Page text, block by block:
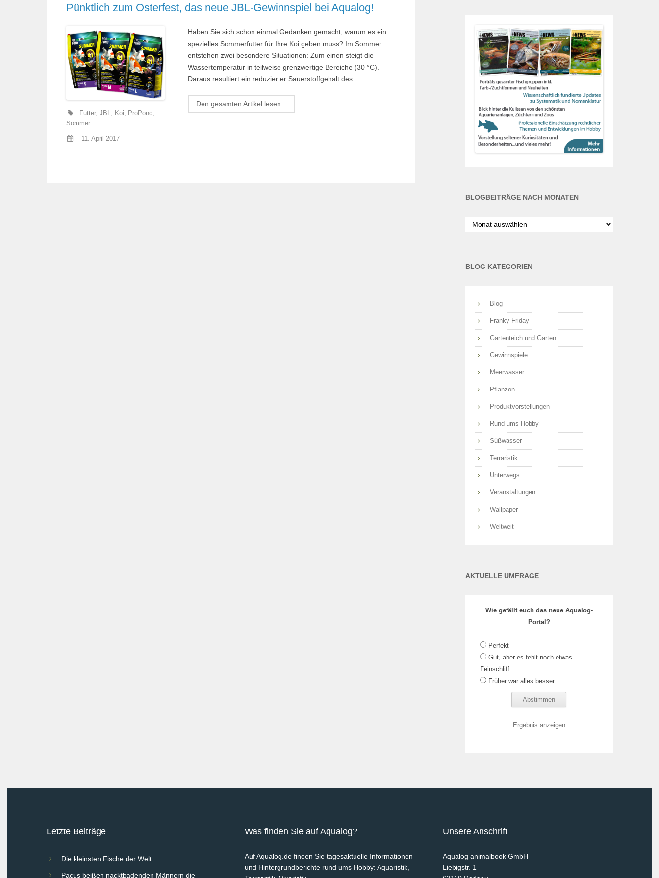
Pünktlich zum Osterfest, das neue JBL-Gewinnspiel bei Aqualog!
Futter,JBL, Koi, ProPond,
Sommer
11. April 2017
Haben Sie sich schon einmal Gedanken gemacht, warum es ein
spezielles Sommerfutter für Ihre Koi geben muss? Im Sommer
entstehen zwei besondere Situationen: Zum einen steigt die
Wassertemperatur in teilweise grenzwertige Bereiche (30 °C).
Daraus resultiert ein reduzierter Sauerstoffgehalt des...
Den gesamten Artikel lesen...
BLOGBEITRÄGE NACH MONATEN
nach
BLOG KATEGORIEN
Blog
Franky Friday
Gartenteich und Garten
Gewinnspiele
Meerwasser
Pflanzen
Produktvorstellungen
Rund ums Hobby
Süßwasser
Terraristik
Unterwegs
Veranstaltungen
Wallpaper
Weltweit
AKTUELLE UMFRAGE
Wie gefällt euch das neue Aqualog-
Portal?
Perfekt
Gut, aber es fehlt noch etwas
Feinschliff
Früher war alles besser
Ergebnis anzeigen
Letzte Beiträge
Die kleinsten Fische der Welt
Pacus beißen nacktbadenden Männern die
Was finden Sie auf Aqualog?
Auf Aqualog.de finden Sie tagesaktuelle Informationen
und Hintergrundberichte rund ums Hobby: Aquaristik,
Unsere Anschrift
Aqualog animalbook GmbH
Liebigstr. 1